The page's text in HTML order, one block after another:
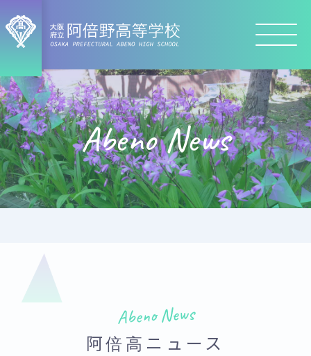
Abeno News
Abeno News
阿倍高ニュース